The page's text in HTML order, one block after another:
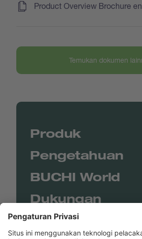
Product Overview Brochure en
Temukan dokumen
Produk
Pengetahuan
BUCHI World
Dukungan
Shop